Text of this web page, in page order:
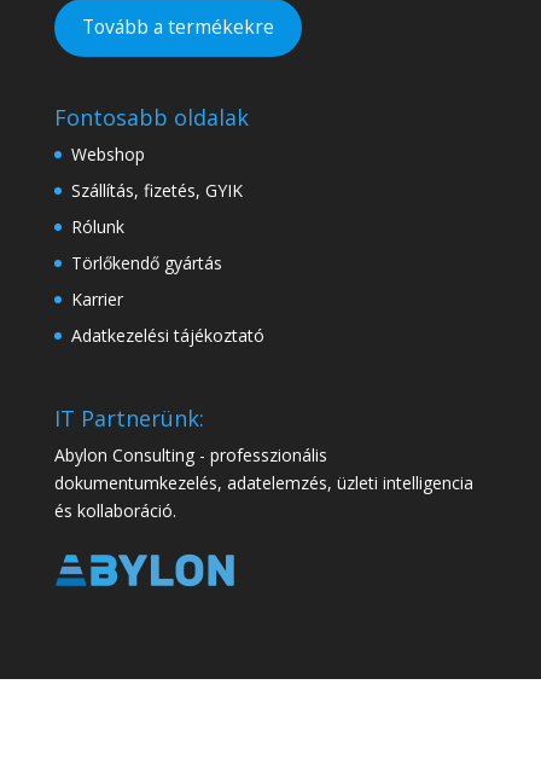
Tovább a termékekre
Fontosabb oldalak
Webshop
Szállítás, fizetés, GYIK
Rólunk
Törlőkendő gyártás
Karrier
Adatkezelési tájékoztató
IT Partnerünk:
Abylon Consulting - professzionális
dokumentumkezelés, adatelemzés, üzleti intelligencia
és kollaboráció.